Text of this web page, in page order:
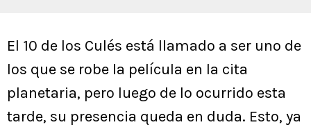
El 10 de los Culés está llamado a ser uno de
los que se robe la película en la cita
planetaria, pero luego de lo ocurrido esta
tarde, su presencia queda en duda. Esto, ya